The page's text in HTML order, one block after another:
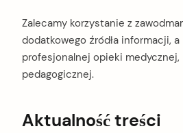
Zalecamy korzystanie z
dodatkowego źródła informacji,
profesjonalnej opieki
pedagogicznej.
Aktualność treści